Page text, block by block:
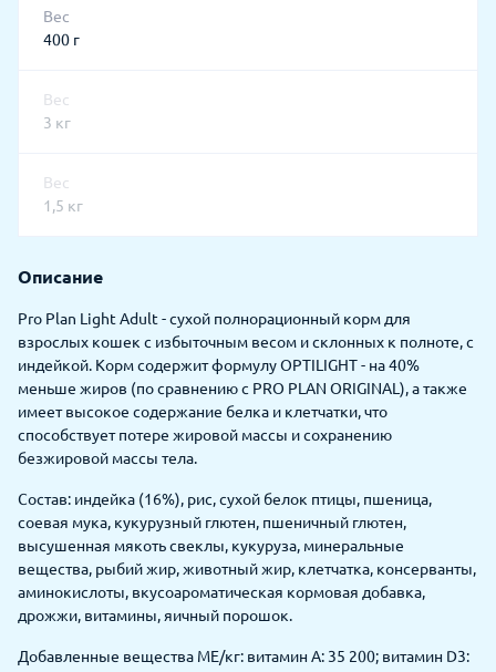
Вес
400 г
Вес
3 кг
Вес
1,5 кг
Описание
Pro Plan Light Adult - сухой полнорационный корм для
взрослых кошек с избыточным весом и склонных к полноте, с
индейкой. Корм содержит формулу OPTILIGHT - на 40%
меньше жиров (по сравнению с PRO PLAN ORIGINAL), а также
имеет высокое содержание белка и клетчатки, что
способствует потере жировой массы и сохранению
безжировой массы тела.
Состав: индейка (16%), рис, сухой белок птицы, пшеница,
соевая мука, кукурузный глютен, пшеничный глютен,
высушенная мякоть свеклы, кукуруза, минеральные
вещества, рыбий жир, животный жир, клетчатка, консерванты,
аминокислоты, вкусоароматическая кормовая добавка,
дрожжи, витамины, яичный порошок.
Добавленные вещества МЕ/кг: витамин A: 35 200; витамин D3: